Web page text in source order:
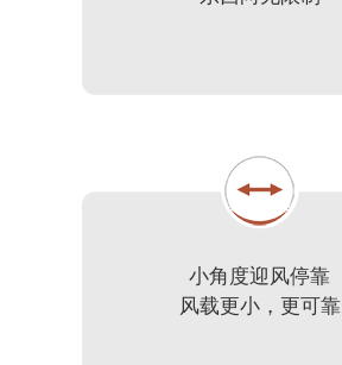
小角度迎风停靠
风载更小，更可靠